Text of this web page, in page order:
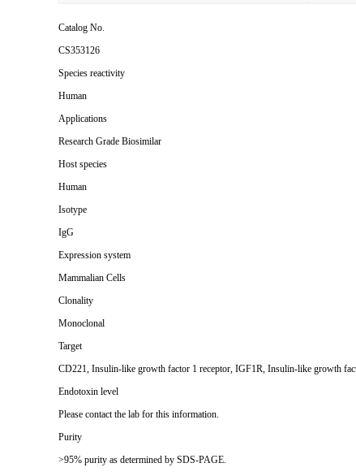
Catalog No.
CS353126
Species reactivity
Human
Applications
Research Grade Biosimilar
Host species
Human
Isotype
IgG
Expression system
Mammalian Cells
Clonality
Monoclonal
Target
CD221, Insulin-like growth factor 1 receptor, IGF1R, Insulin-like growth
Endotoxin level
Please contact the lab for this information.
Purity
>95% purity as determined by SDS-PAGE.